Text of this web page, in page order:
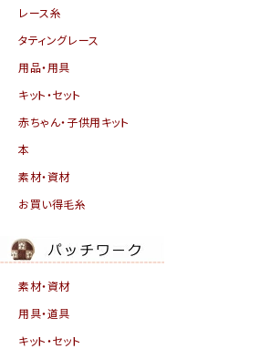
レース糸
タティングレース
用品・用具
キット・セット
赤ちゃん・子供用キット
本
素材・資材
お買い得毛糸
素材・資材
用具・道具
キット・セット